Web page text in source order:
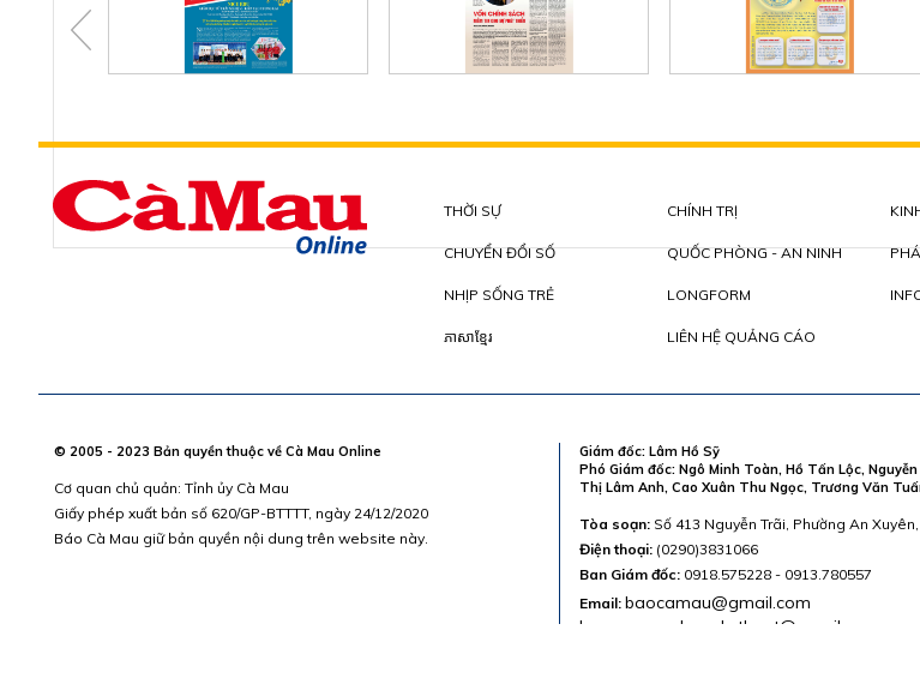
THỜI SỰ CHÍNH TRỊ
CHUYỂN ĐỔI SỐ QUỐC PHÒNG - AN NINH
NHỊP SỐNG TRẺ LONGFORM
ភាសាខ្មែរ LIÊN HỆ QUẢNG CÁO
© 2005 - 2023 Bản quyền thuộc về Cà Mau Online
Cơ quan chủ quản: Tỉnh ủy Cà Mau
Giấy phép xuất bản số 620/GP-BTTTT, ngày 24/12/2020
Báo Cà Mau giữ bản quyền nội dung trên website này.
Giám đốc: Lâm Hồ Sỹ
Phó Giám đốc: Ngô Minh Toàn, Hồ Tấn Lộc,
Thị Lâm Anh, Cao Xuân Thu Ngọc, Trương Văn
Tòa soạn:Số 413 Nguyễn Trãi, Phường An Xuyên,
Điện thoại: (0290)3831066
Ban Giám đốc: 0918.575228 - 0913.780557
Email: baocamau@gmail.com
baocamau.phongkythuat@gmail.com